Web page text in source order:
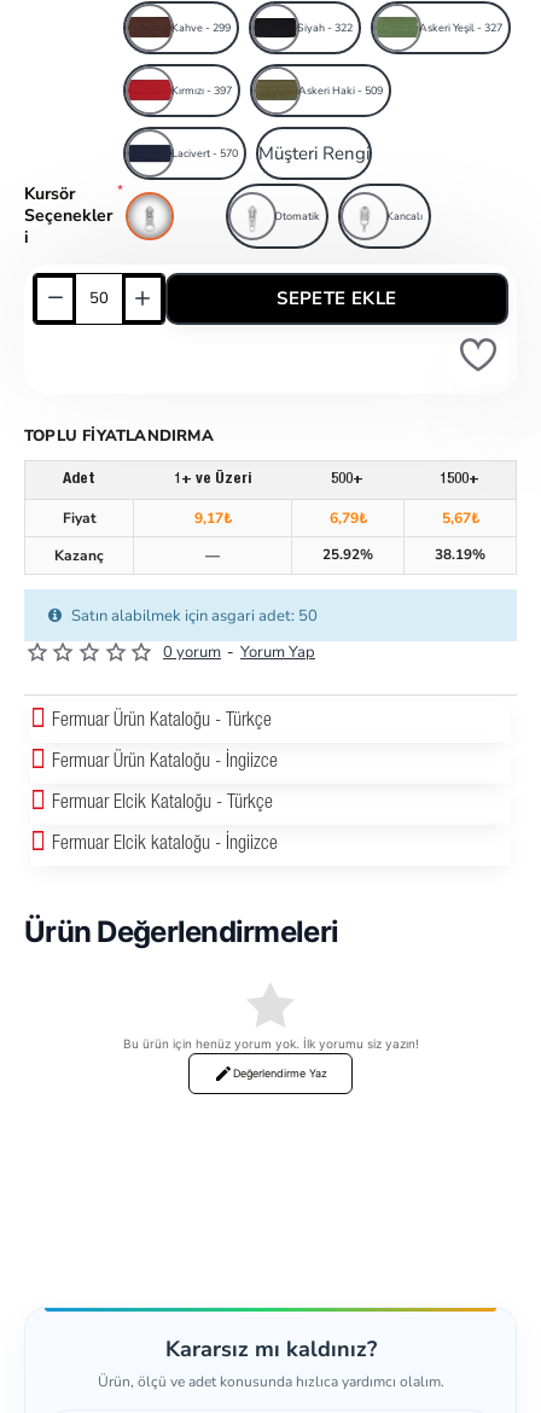
0 yorum - Yorum Yap
Kahve - 299 Siyah - 322 Askeri Yeşil - 327
Kırmızı - 397 Askeri Haki - 509
Lacivert - 570 Müşteri Rengi
Kursör
Seçenekler
i
Kombi Otomatik Kancalı
SEPETE EKLE
Satın alabilmek için asgari adet: 50
TOPLU FIYATLANDIRMA
Adet 1+ ve Üzeri 500+ 1500+
Fiyat 9,17₺ 6,79₺
5,67₺
Kazanç
— 25.92% 38.19%
Fermuar Ürün Kataloğu - Türkçe
Fermuar Ürün Kataloğu - İngiizce
Fermuar Elcik Kataloğu - Türkçe
Fermuar Elcik kataloğu - İngiizce
Ürün Değerlendirmeleri
Bu ürün için henüz yorum yok. İlk yorumu siz yazın!
Değerlendirme Yaz
Kararsız mı kaldınız?
Ürün, ölçü ve adet konusunda hızlıca yardımcı olalım.